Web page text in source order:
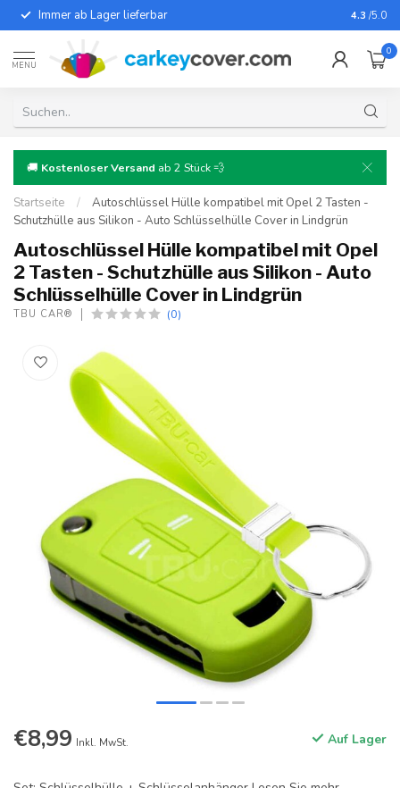
Immer ab Lager lieferbar Für fast
4.3 /5.0
MENU
0
🚚 Kostenloser Versand ab 2 Stück 💨
Startseite /
Autoschlüssel Hülle kompatibel mit Opel 2 Tasten -
Schutzhülle aus Silikon - Auto Schlüsselhülle Cover in Lindgrün
Autoschlüssel Hülle kompatibel mit Opel
2 Tasten - Schutzhülle aus Silikon - Auto
Schlüsselhülle Cover in Lindgrün
TBU CAR® (0)
€8,99 Inkl. MwSt. Auf Lager